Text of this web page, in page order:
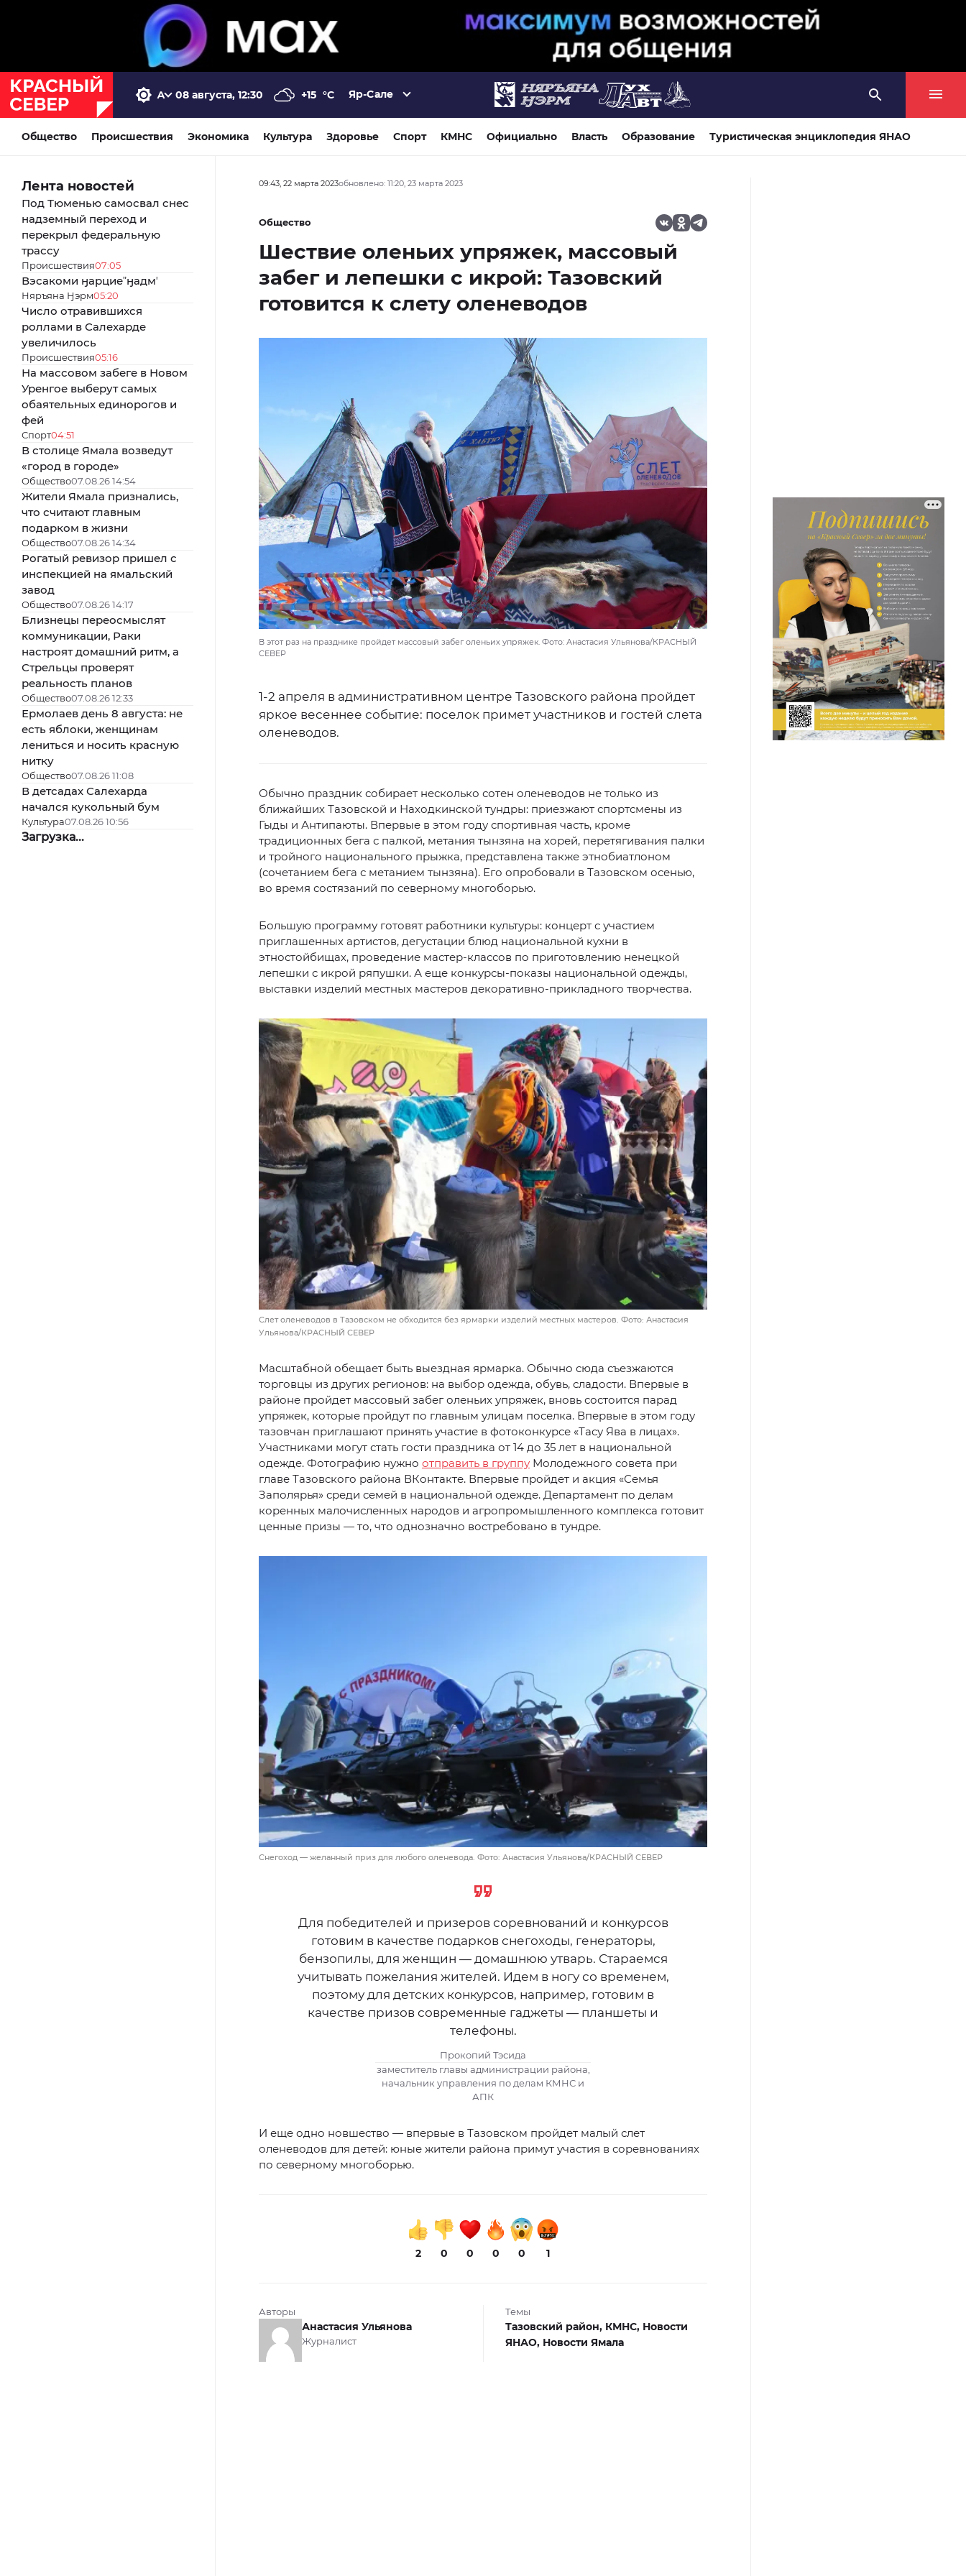
08 августа, 12:30 +15 °C Яр-Сале
Общество Происшествия Экономика Культура Здоровье Спорт КМНС Официально Власть Образование Туристическая энциклопедия ЯНАО
Лента новостей
Под Тюменью самосвал снес
надземный переход и
перекрыл федеральную
трассу
Происшествия07:05
Вэсакоми ӈарциеˮӈадмʼ
Няръяна Ӈэрм05:20
Число отравившихся
роллами в Салехарде
увеличилось
Происшествия05:16
На массовом забеге в Новом
Уренгое выберут самых
обаятельных единорогов и
фей
Спорт04:51
В столице Ямала возведут
«город в городе»
Общество07.08.26 14:54
Жители Ямала признались,
что считают главным
подарком в жизни
Общество07.08.26 14:34
Рогатый ревизор пришел с
инспекцией на ямальский
завод
Общество07.08.26 14:17
Близнецы переосмыслят
коммуникации, Раки
настроят домашний ритм, а
Стрельцы проверят
реальность планов
Общество07.08.26 12:33
Ермолаев день 8 августа: не
есть яблоки, женщинам
лениться и носить красную
нитку
Общество07.08.26 11:08
В детсадах Салехарда
начался кукольный бум
Культура07.08.26 10:56
Загрузка...
09:43, 22 марта 2023обновлено: 11:20, 23 марта 2023
Общество
Шествие оленьих упряжек, массовый
забег и лепешки с икрой: Тазовский
готовится к слету оленеводов
В этот раз на празднике пройдет массовый забег оленьих упряжек. Фото: Анастасия Ульянова/КРАСНЫЙ
СЕВЕР
1-2 апреля в административном центре Тазовского района пройдет
яркое весеннее событие: поселок примет участников и гостей слета
оленеводов.
Обычно праздник собирает несколько сотен оленеводов не только из
ближайших Тазовской и Находкинской тундры: приезжают спортсмены из
Гыды и Антипаюты. Впервые в этом году спортивная часть, кроме
традиционных бега с палкой, метания тынзяна на хорей, перетягивания палки
и тройного национального прыжка, представлена также этнобиатлоном
(сочетанием бега с метанием тынзяна). Его опробовали в Тазовском осенью,
во время состязаний по северному многоборью.
Большую программу готовят работники культуры: концерт с участием
приглашенных артистов, дегустации блюд национальной кухни в
этностойбищах, проведение мастер-классов по приготовлению ненецкой
лепешки с икрой ряпушки. А еще конкурсы-показы национальной одежды,
выставки изделий местных мастеров декоративно-прикладного творчества.
Слет оленеводов в Тазовском не обходится без ярмарки изделий местных мастеров. Фото: Анастасия
Ульянова/КРАСНЫЙ СЕВЕР
Масштабной обещает быть выездная ярмарка. Обычно сюда съезжаются
торговцы из других регионов: на выбор одежда, обувь, сладости. Впервые в
районе пройдет массовый забег оленьих упряжек, вновь состоится парад
упряжек, которые пройдут по главным улицам поселка. Впервые в этом году
тазовчан приглашают принять участие в фотоконкурсе «Тасу Ява в лицах».
Участниками могут стать гости праздника от 14 до 35 лет в национальной
одежде. Фотографию нужно отправить в группу Молодежного совета при
главе Тазовского района ВКонтакте. Впервые пройдет и акция «Семья
Заполярья» среди семей в национальной одежде. Департамент по делам
коренных малочисленных народов и агропромышленного комплекса готовит
ценные призы — то, что однозначно востребовано в тундре.
Снегоход — желанный приз для любого оленевода. Фото: Анастасия Ульянова/КРАСНЫЙ СЕВЕР
Для победителей и призеров соревнований и конкурсов
готовим в качестве подарков снегоходы, генераторы,
бензопилы, для женщин — домашнюю утварь. Стараемся
учитывать пожелания жителей. Идем в ногу со временем,
поэтому для детских конкурсов, например, готовим в
качестве призов современные гаджеты — планшеты и
телефоны.
Прокопий Тэсида
заместитель главы администрации района,
начальник управления по делам КМНС и
АПК
И еще одно новшество — впервые в Тазовском пройдет малый слет
оленеводов для детей: юные жители района примут участия в соревнованиях
по северному многоборью.
2 0 0 0 0 1
Авторы
Анастасия Ульянова
Журналист
Темы
Тазовский район, КМНС, Новости
ЯНАО, Новости Ямала